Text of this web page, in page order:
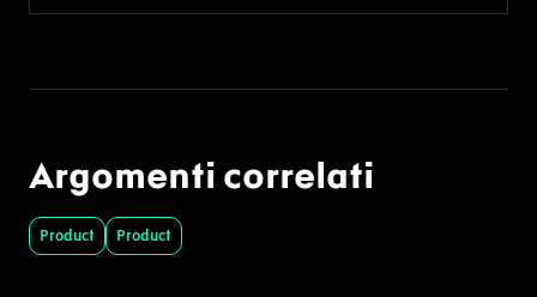
Argomenti correlati
Product Product